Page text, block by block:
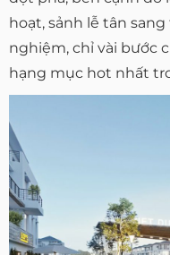
hoạt, sảnh lễ tân
nghiệm, chỉ vài bước
hạng mục hot nhất